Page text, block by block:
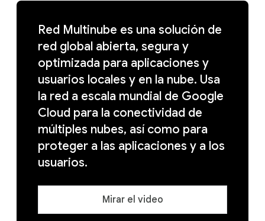
Red Multinube es una solución de
red global abierta, segura y
optimizada para aplicaciones y
usuarios locales y en la nube. Usa
la red a escala mundial de Google
Cloud para la conectividad de
múltiples nubes, así como para
proteger a las aplicaciones y a los
usuarios.
Mirar el video